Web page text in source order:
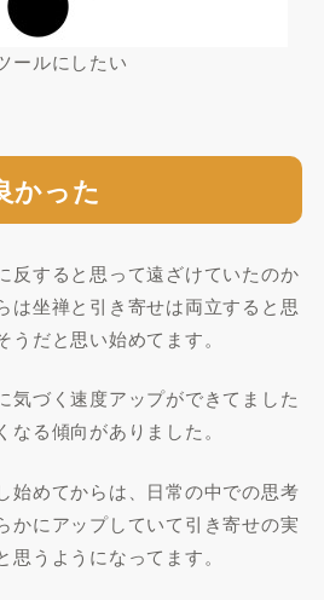
ールにしたい
かった
反すると思って遠ざけていたのか
は坐禅と引き寄せは両立すると思
だと思い始めてます。
気づく速度アップができてました
る傾向がありました。
始めてからは、日常の中での思考
かにアップしていて引き寄せの実
うようになってます。